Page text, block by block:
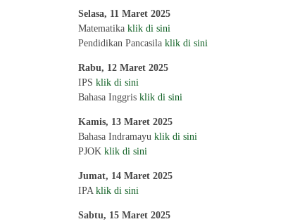
Selasa, 11 Maret 2025
Matematika klik di sini
Pendidikan Pancasila klik di sini
Rabu, 12 Maret 2025
IPS klik di sini
Bahasa Inggris klik di sini
Kamis, 13 Maret 2025
Bahasa Indramayu klik di sini
PJOK klik di sini
Jumat, 14 Maret 2025
IPA klik di sini
Sabtu, 15 Maret 2025